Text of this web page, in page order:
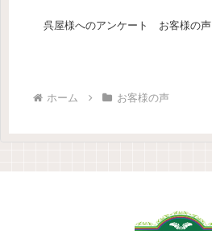
呉屋様へのアンケート お客様の声
ホーム お客様の声